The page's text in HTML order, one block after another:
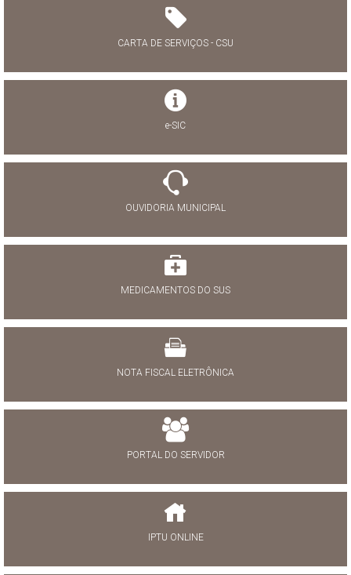
CARTA DE SERVIÇOS - CSU
e-SIC
OUVIDORIA MUNICIPAL
MEDICAMENTOS DO SUS
NOTA FISCAL ELETRÔNICA
PORTAL DO SERVIDOR
IPTU ONLINE